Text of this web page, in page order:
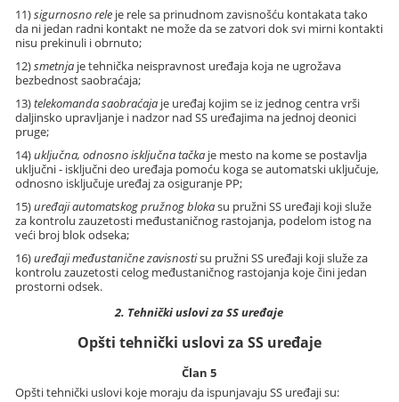
11)sigurnosno rele je rele sa prinudnom zavisnošću kontakata tako
da ni jedan radni kontakt ne može da se zatvori dok svi mirni kontakti
nisu prekinuli i obrnuto;
12)smetnja je tehnička neispravnost uređaja koja ne ugrožava
bezbednost saobraćaja;
13)telekomanda saobraćaja je uređaj kojim se iz jednog centra vrši
daljinsko upravljanje i nadzor nad SS uređajima na jednoj deonici
pruge;
14)uključna, odnosno isključna tačka je mesto na kome se postavlja
uključni - isključni deo uređaja pomoću koga se automatski uključuje,
odnosno isključuje uređaj za osiguranje PP;
15)uređaji automatskog pružnog blokasu pružni SS uređaji koji služe
za kontrolu zauzetosti međustaničnog rastojanja, podelom istog na
veći broj blok odseka;
16)uređaji međustanične zavisnostisu pružni SS uređaji koji služe za
kontrolu zauzetosti celog međustaničnog rastojanja koje čini jedan
prostorni odsek.
2. Tehnički uslovi za SS uređaje
Opšti tehnički uslovi za SS uređaje
Član 5
Opšti tehnički uslovi koje moraju da ispunjavaju SS uređaji su: